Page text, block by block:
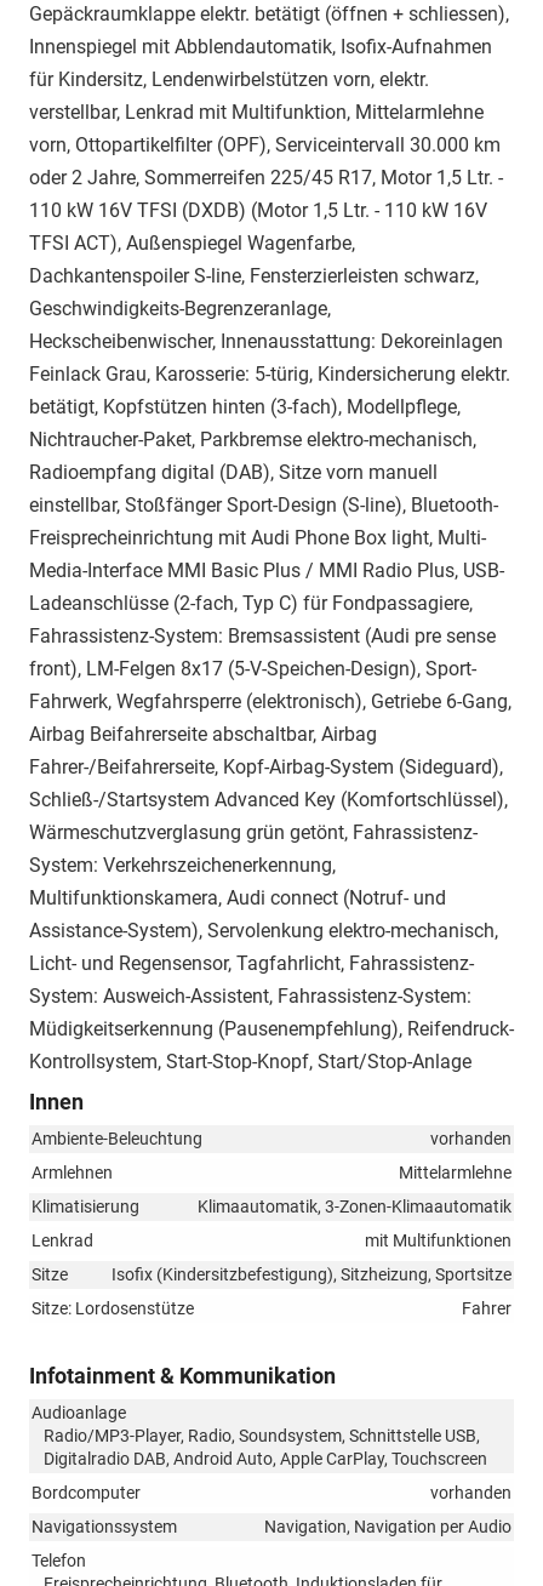
Gepäckraumklappe elektr. betätigt (öffnen + schliessen),
Innenspiegel mit Abblendautomatik, Isofix-Aufnahmen
für Kindersitz, Lendenwirbelstützen vorn, elektr.
verstellbar, Lenkrad mit Multifunktion, Mittelarmlehne
vorn, Ottopartikelfilter (OPF), Serviceintervall 30.000 km
oder 2 Jahre, Sommerreifen 225/45 R17, Motor 1,5 Ltr. -
110 kW 16V TFSI (DXDB) (Motor 1,5 Ltr. - 110 kW 16V
TFSI ACT), Außenspiegel Wagenfarbe,
Dachkantenspoiler S-line, Fensterzierleisten schwarz,
Geschwindigkeits-Begrenzeranlage,
Heckscheibenwischer, Innenausstattung: Dekoreinlagen
Feinlack Grau, Karosserie: 5-türig, Kindersicherung elektr.
betätigt, Kopfstützen hinten (3-fach), Modellpflege,
Nichtraucher-Paket, Parkbremse elektro-mechanisch,
Radioempfang digital (DAB), Sitze vorn manuell
einstellbar, Stoßfänger Sport-Design (S-line), Bluetooth-
Freisprecheinrichtung mit Audi Phone Box light, Multi-
Media-Interface MMI Basic Plus / MMI Radio Plus, USB-
Ladeanschlüsse (2-fach, Typ C) für Fondpassagiere,
Fahrassistenz-System: Bremsassistent (Audi pre sense
front), LM-Felgen 8x17 (5-V-Speichen-Design), Sport-
Fahrwerk, Wegfahrsperre (elektronisch), Getriebe 6-Gang,
Airbag Beifahrerseite abschaltbar, Airbag
Fahrer-/Beifahrerseite, Kopf-Airbag-System (Sideguard),
Schließ-/Startsystem Advanced Key (Komfortschlüssel),
Wärmeschutzverglasung grün getönt, Fahrassistenz-
System: Verkehrszeichenerkennung,
Multifunktionskamera, Audi connect (Notruf- und
Assistance-System), Servolenkung elektro-mechanisch,
Licht- und Regensensor, Tagfahrlicht, Fahrassistenz-
System: Ausweich-Assistent, Fahrassistenz-System:
Müdigkeitserkennung (Pausenempfehlung), Reifendruck-
Kontrollsystem, Start-Stop-Knopf, Start/Stop-Anlage
Innen
Ambiente-Beleuchtung
vorhanden
Armlehnen
Mittelarmlehne
Klimatisierung
Klimaautomatik, 3-Zonen-Klimaautomatik
Lenkrad
mit Multifunktionen
Sitze
Isofix (Kindersitzbefestigung), Sitzheizung, Sportsitze
Sitze: Lordosenstütze
Fahrer
Infotainment & Kommunikation
Audioanlage
Radio/MP3-Player, Radio, Soundsystem, Schnittstelle USB,
Digitalradio DAB, Android Auto, Apple CarPlay, Touchscreen
Bordcomputer
vorhanden
Navigationssystem
Navigation, Navigation per Audio
Telefon